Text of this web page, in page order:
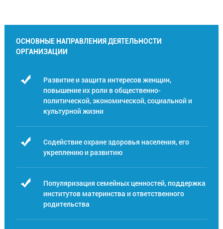
ОСНОВНЫЕ НАПРАВЛЕНИЯ ДЕЯТЕЛЬНОСТИ
ОРГАНИЗАЦИИ
Развитие и защита интересов женщин,
повышение их роли в общественно-
политической, экономической, социальной и
культурной жизни
Содействие охране здоровья населения, его
укреплению и развитию
Популяризация семейных ценностей, поддержка
институтов материнства и ответственного
родительства